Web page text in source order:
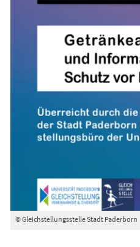
© Gleichstellungsstelle Stadt Paderborn